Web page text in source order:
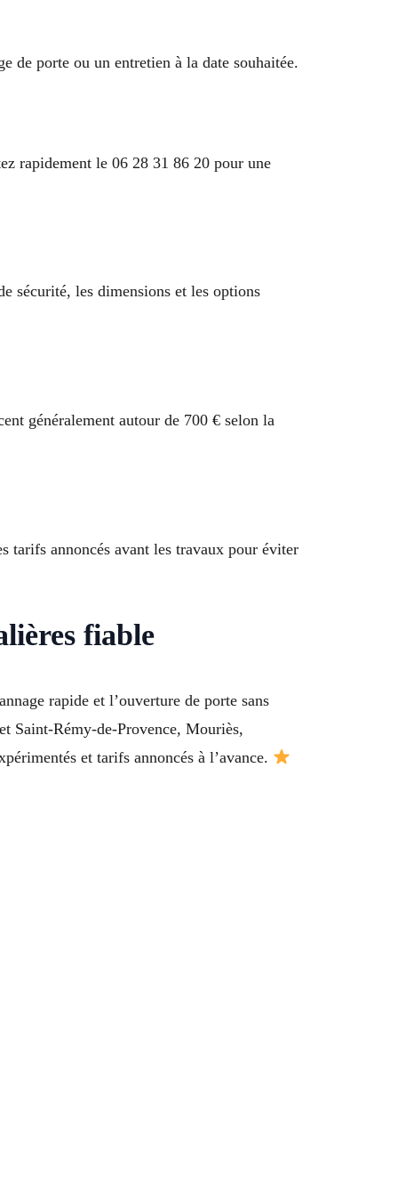
de porte ou un entretien à la date souhaitée.
rapidement le 06 28 31 86 20 pour une
sécurité, les dimensions et les options
généralement autour de 700 € selon la
tarifs annoncés avant les travaux pour éviter
fiable
rapide et l’ouverture de porte sans
Saint-Rémy-de-Provence, Mouriès,
et tarifs annoncés à l’avance.